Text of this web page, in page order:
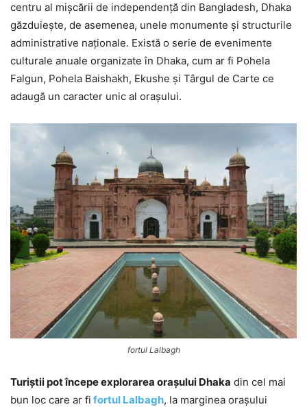
centru al mișcării de independență din Bangladesh, Dhaka
găzduiește, de asemenea, unele monumente și structurile
administrative naționale. Există o serie de evenimente
culturale anuale organizate în Dhaka, cum ar fi Pohela
Falgun, Pohela Baishakh, Ekushe și Târgul de Carte ce
adaugă un caracter unic al orașului.
fortul Lalbagh
Turiștii pot începe explorarea orașului Dhaka din cel mai
bun loc care ar fi fortul Lalbagh, la marginea orașului